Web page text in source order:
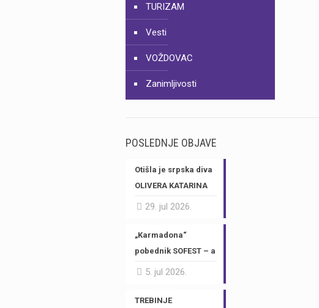
TURIZAM
Vesti
VOŽDOVAC
Zanimljivosti
POSLEDNJE OBJAVE
Otišla je srpska diva
OLIVERA KATARINA
29. jul 2026.
„Karmadona“
pobednik SOFEST – a
5. jul 2026.
TREBINJE